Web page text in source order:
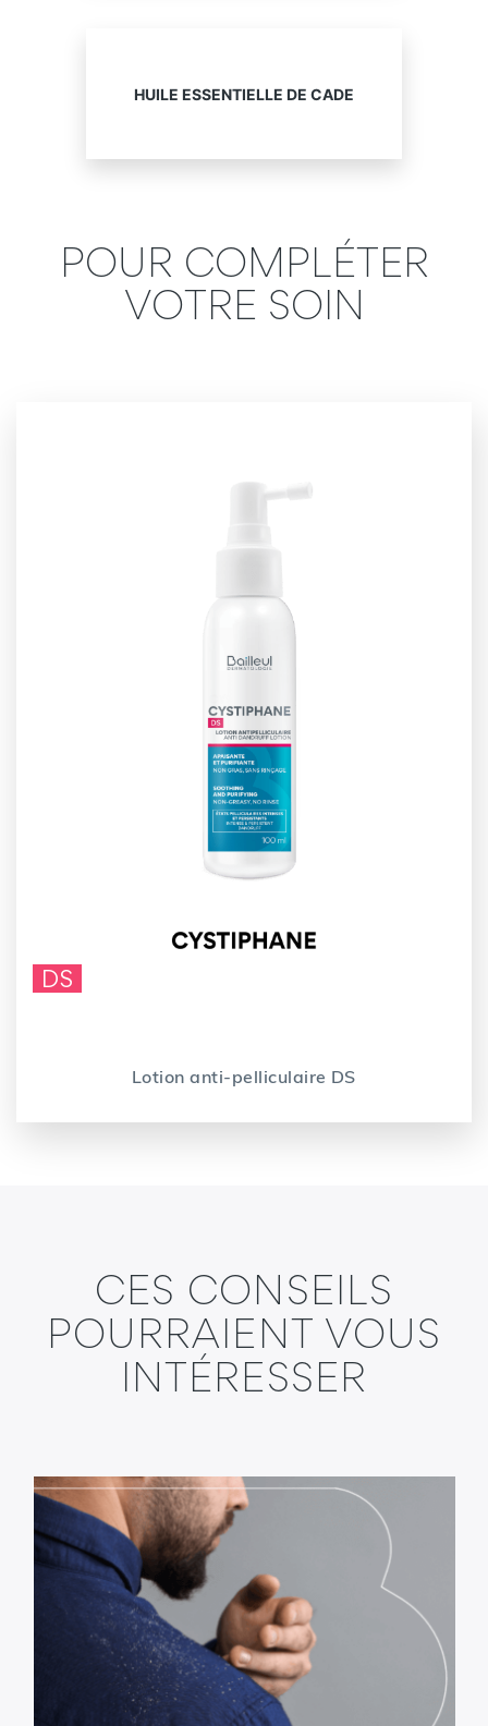
HUILE ESSENTIELLE DE CADE
POUR COMPLÉTER
VOTRE SOIN
DS
Lotion anti-pelliculaire DS
CES CONSEILS
POURRAIENT VOUS
INTÉRESSER